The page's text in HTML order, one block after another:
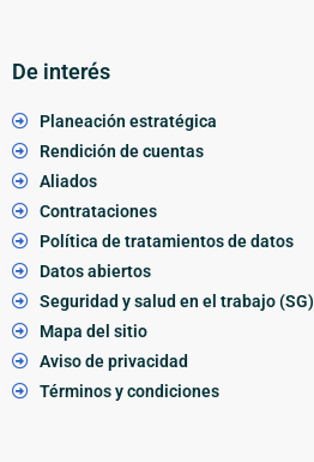
De interés
Planeación estratégica
Rendición de cuentas
Aliados
Contrataciones
Política de tratamientos de datos
Datos abiertos
Seguridad y salud en el trabajo (SG)
Mapa del sitio
Aviso de privacidad
Términos y condiciones